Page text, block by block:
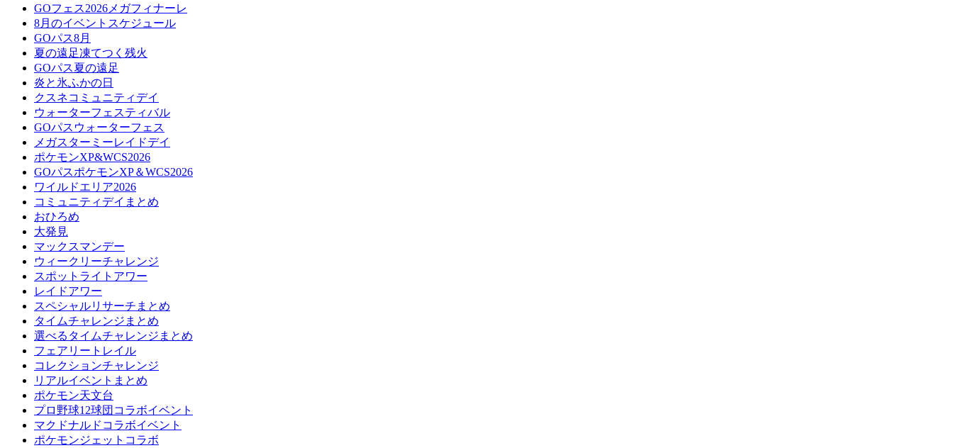
GOフェス2026メガフィナーレ
8月のイベントスケジュール
GOパス8月
夏の遠足凍てつく残火
GOパス夏の遠足
炎と氷ふかの日
クスネコミュニティデイ
ウォーターフェスティバル
GOパスウォーターフェス
メガスターミーレイドデイ
ポケモンXP&WCS2026
GOパスポケモンXP＆WCS2026
ワイルドエリア2026
コミュニティデイまとめ
おひろめ
大発見
マックスマンデー
ウィークリーチャレンジ
スポットライトアワー
レイドアワー
スペシャルリサーチまとめ
タイムチャレンジまとめ
選べるタイムチャレンジまとめ
フェアリートレイル
コレクションチャレンジ
リアルイベントまとめ
ポケモン天文台
プロ野球12球団コラボイベント
マクドナルドコラボイベント
ポケモンジェットコラボ